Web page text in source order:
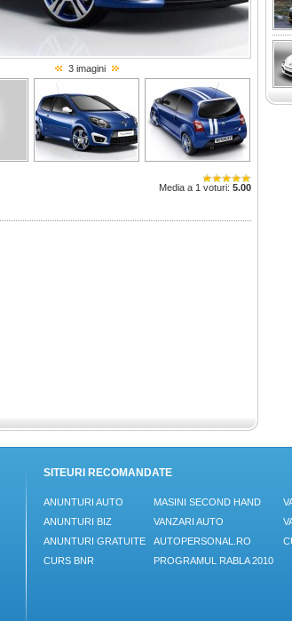
3 imagini
Media a 1 voturi: 5.00
SITEURI RECOMANDATE
ANUNTURI AUTO
ANUNTURI BIZ
ANUNTURI GRATUITE
CURS BNR
MASINI SECOND HAND
VANZARI AUTO
AUTOPERSONAL.RO
PROGRAMUL RABLA 2010